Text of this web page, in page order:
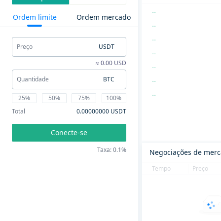
Ordem limite Ordem mercado
Preço
USDT
≈ 0.00 USD
Quantidade
BTC
25% 50% 75%
100%
Total
0.00000000 USDT
Conecte-se
Taxa: 0.1%
--
--
--
--
--
--
--
--
--
Negociações de
Tempo Preço